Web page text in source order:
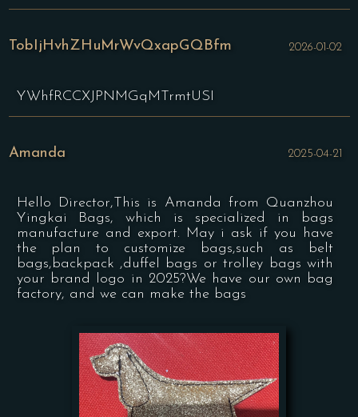
2026-01-02
TobIjHvhZHuMrWvQxapGQBfm
YWhfRCCXJPNMGqMTrmtUSI
2025-04-21
Amanda
Hello Director,This is Amanda from Quanzhou
Yingkai Bags, which is specialized in bags
manufacture and export. May i ask if you have
the plan to customize bags,such as belt
bags,backpack ,duffel bags or trolley bags with
your brand logo in 2025?We have our own bag
factory, and we can make the bags